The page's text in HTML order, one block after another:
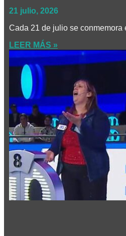
21 julio, 2026
Cada 21 de julio se conmemora
LEER MÁS »